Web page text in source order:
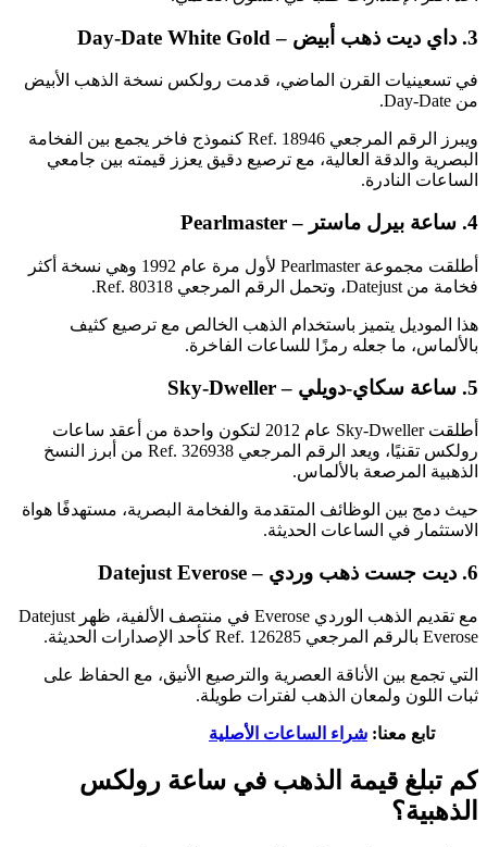
3. داي ديت ذهب أبيض – Day-Date White Gold
في تسعينيات القرن الماضي، قدمت رولكس نسخة الذهب الأبيض
من Day-Date.
ويبرز الرقم المرجعي Ref. 18946 كنموذج فاخر يجمع بين الفخامة
البصرية والدقة العالية، مع ترصيع دقيق يعزز قيمته بين جامعي
الساعات النادرة.
4. ساعة بيرل ماستر – Pearlmaster
أطلقت مجموعة Pearlmaster لأول مرة عام 1992 وهي نسخة أكثر
فخامة من Datejust، وتحمل الرقم المرجعي Ref. 80318.
هذا الموديل يتميز باستخدام الذهب الخالص مع ترصيع كثيف
بالألماس، ما جعله رمزًا للساعات الفاخرة.
5. ساعة سكاي-دويلي – Sky-Dweller
أطلقت Sky-Dweller عام 2012 لتكون واحدة من أعقد ساعات
رولكس تقنيًا، ويعد الرقم المرجعي Ref. 326938 من أبرز النسخ
الذهبية المرصعة بالألماس.
حيث دمج بين الوظائف المتقدمة والفخامة البصرية، مستهدفًا هواة
الاستثمار في الساعات الحديثة.
6. ديت جست ذهب وردي – Datejust Everose
مع تقديم الذهب الوردي Everose في منتصف الألفية، ظهر Datejust
Everose بالرقم المرجعي Ref. 126285 كأحد الإصدارات الحديثة.
التي تجمع بين الأناقة العصرية والترصيع الأنيق، مع الحفاظ على
ثبات اللون ولمعان الذهب لفترات طويلة.
تابع معنا: شراء الساعات الأصلية
كم تبلغ قيمة الذهب في ساعة رولكس
الذهبية؟